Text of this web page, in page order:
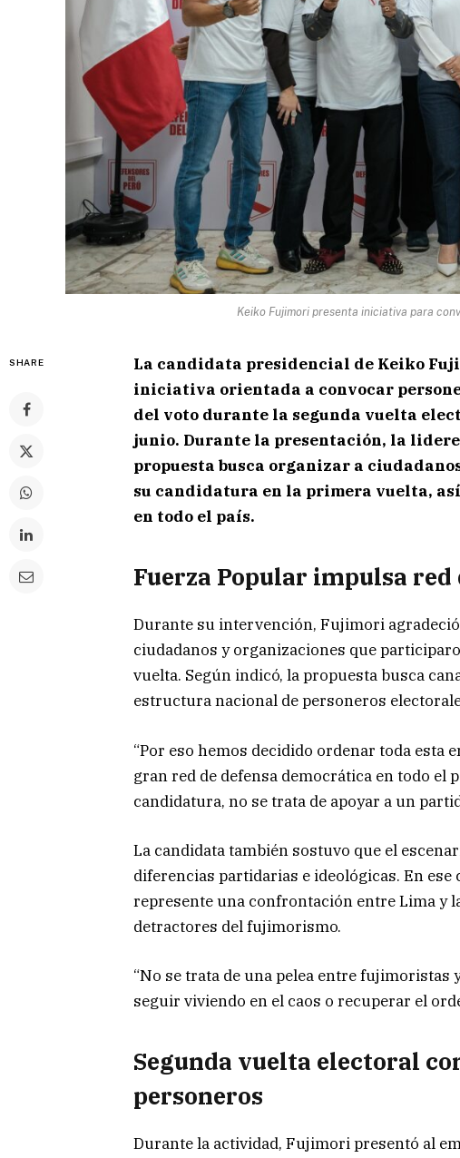
Keiko Fujimori presenta iniciativa para
SHARE La candidata presidencial de Keiko
iniciativa orientada a convocar
del voto durante la segunda vuelta
junio. Durante la presentación, la
propuesta busca organizar a
su candidatura en la primera vuelta,
en todo el país.
Fuerza Popular impulsa
Durante su intervención, Fujimori
ciudadanos y organizaciones que
vuelta. Según indicó, la propuesta busca
estructura nacional de personeros
“Por eso hemos decidido ordenar toda esta
gran red de defensa democrática en todo el
candidatura, no se trata de apoyar a un
La candidata también sostuvo que el
diferencias partidarias e ideológicas. En
represente una confrontación entre Lima y
detractores del fujimorismo.
“No se trata de una pelea entre
seguir viviendo en el caos o recuperar el
Segunda vuelta electoral
personeros
Durante la actividad, Fujimori presentó al